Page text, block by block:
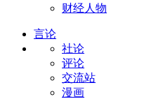
财经人物
言论
社论
评论
交流站
漫画